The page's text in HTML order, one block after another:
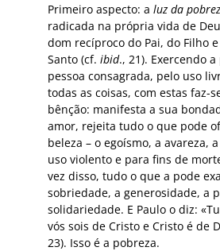
Primeiro aspecto: a luz da
radicada na própria vida de
dom recíproco do Pai, do Filho
Santo (cf. ibid., 21). Exercendo
pessoa consagrada, pelo uso
todas as coisas, com estas faz-
bênção: manifesta a sua
amor, rejeita tudo o que pode
beleza – o egoísmo, a avareza,
uso violento e para fins de
vez disso, tudo o que a pode
sobriedade, a generosidade, a
solidariedade. E Paulo o diz:
vós sois de Cristo e Cristo é de
23). Isso é a pobreza.